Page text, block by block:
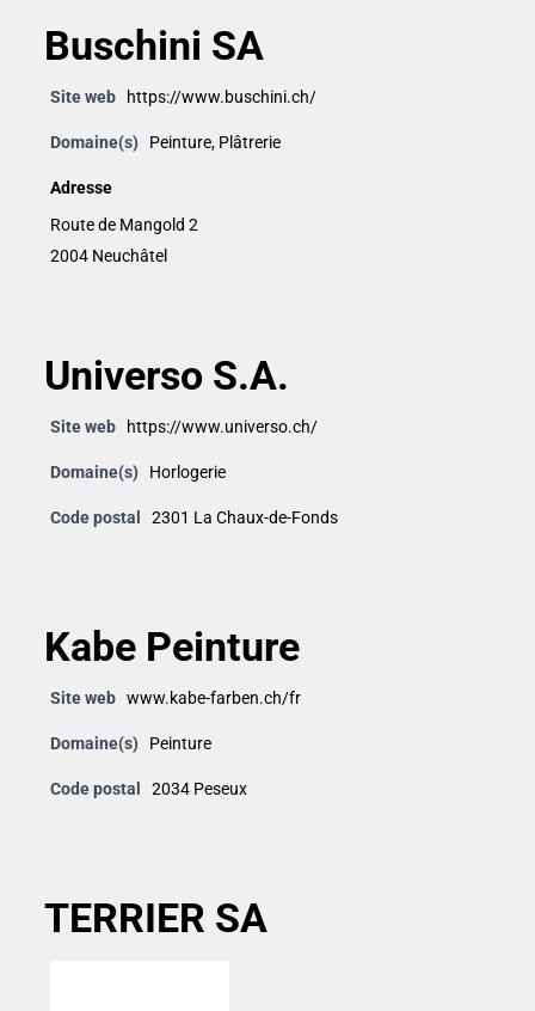
Buschini SA
Site web https://www.buschini.ch/
Domaine(s) Peinture, Plâtrerie
Adresse
Route de Mangold 2
2004 Neuchâtel
Universo S.A.
Site web https://www.universo.ch/
Domaine(s) Horlogerie
Code postal 2301 La Chaux-de-Fonds
Kabe Peinture
Site web www.kabe-farben.ch/fr
Domaine(s) Peinture
Code postal 2034 Peseux
TERRIER SA